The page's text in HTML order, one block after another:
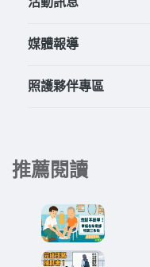
媒體報導
照護夥伴專區
推薦閱讀